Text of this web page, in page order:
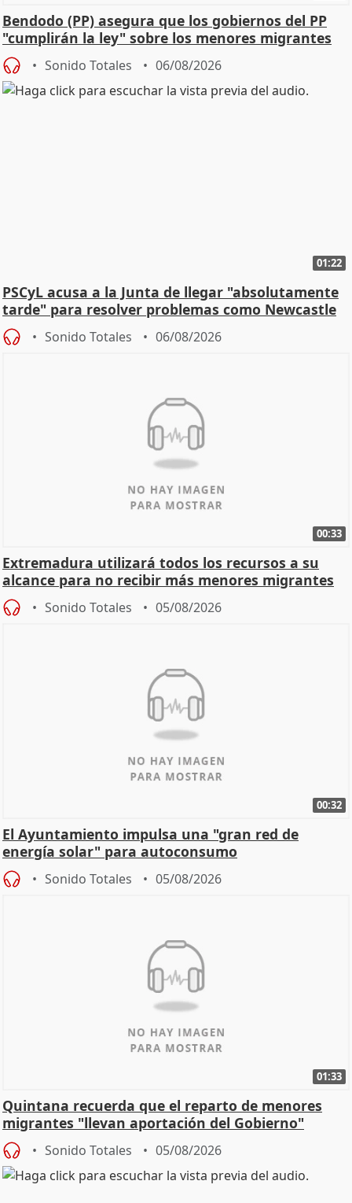
Bendodo (PP) asegura que los gobiernos del PP
"cumplirán la ley" sobre los menores migrantes
Sonido Totales 06/08/2026
01:22
PSCyL acusa a la Junta de llegar "absolutamente
tarde" para resolver problemas como Newcastle
Sonido Totales 06/08/2026
00:33
Extremadura utilizará todos los recursos a su
alcance para no recibir más menores migrantes
Sonido Totales 05/08/2026
00:32
El Ayuntamiento impulsa una "gran red de
energía solar" para autoconsumo
Sonido Totales 05/08/2026
01:33
Quintana recuerda que el reparto de menores
migrantes "llevan aportación del Gobierno"
central
Sonido Totales 05/08/2026